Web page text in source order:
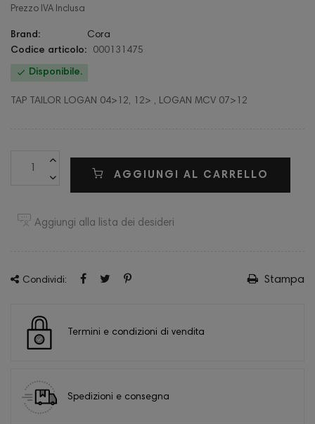
Prezzo IVA Inclusa
Brand:
Cora
Codice articolo:
000131475
 Disponibile.
TAP TAILOR LOGAN 04>12, 12> , LOGAN MCV 07>12
AGGIUNGI AL CARRELLO
Aggiungi alla lista dei desideri
Condividi: Stampa
Termini e condizioni di vendita
Spedizioni e consegna